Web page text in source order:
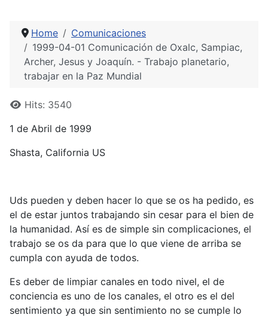
Home
Comunicaciones
1999-04-01 Comunicación de Oxalc, Sampiac,
Archer, Jesus y Joaquín. - Trabajo planetario,
trabajar en la Paz Mundial
DetailsHits: 3540
1 de Abril de 1999
Shasta, California US
Uds pueden y deben hacer lo que se os ha pedido, es
el de estar juntos trabajando sin cesar para el bien de
la humanidad. Así es de simple sin complicaciones, el
trabajo se os da para que lo que viene de arriba se
cumpla con ayuda de todos.
Es deber de limpiar canales en todo nivel, el de
conciencia es uno de los canales, el otro es el del
sentimiento ya que sin sentimiento no se cumple lo